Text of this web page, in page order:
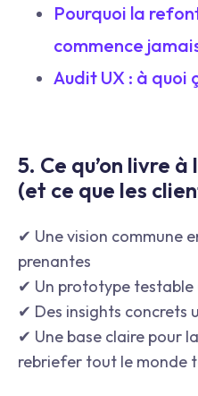
Pourquoi la
commence
Audit UX : à quoi
5. Ce qu’on livre à
(et ce que les
✔ Une vision commune
prenantes
✔ Un prototype testable
✔ Des insights concrets
✔ Une base claire pour
rebriefer tout le monde